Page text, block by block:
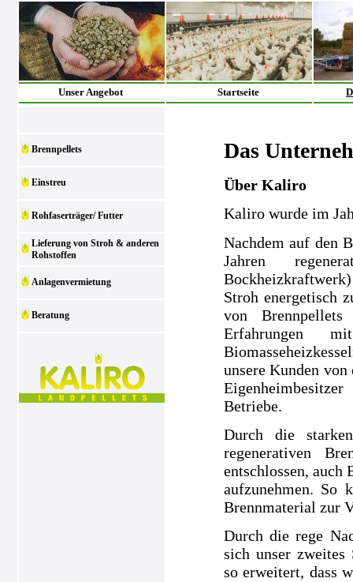
Unser Angebot Startseite
Brennpellets
Einstreu
Rohfaserträger/ Futter
Lieferung von Stroh & anderen
Rohstoffen
Anlagenvermietung
Beratung
Das
Über Kaliro
Kaliro wurde im
Nachdem auf den
Jahren
Stroh energetisch
von
Erfahrungen
unsere Kunden
Betriebe.
Durch die
regenerativen
entschlossen, auch
aufzunehmen. So
Brennmaterial zur
Durch die rege
sich unser zweites
so erweitert, dass